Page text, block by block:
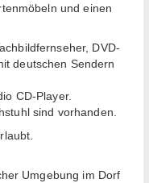
und einen
DVD-
deutschen Sendern
CD-Player.
sind vorhanden.
Umgebung im Dorf